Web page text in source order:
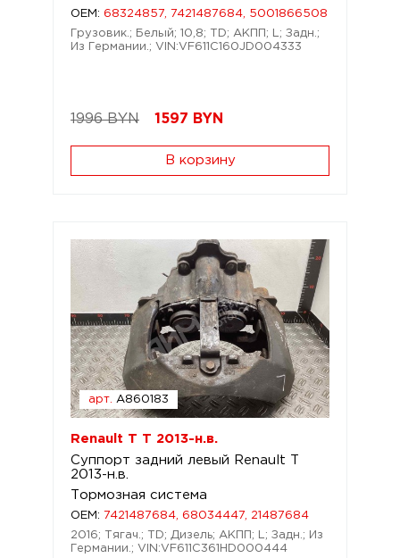
OEM: 68324857, 7421487684, 5001866508
Грузовик.; Белый; 10,8; TD; АКПП; L; Задн.;
Из Германии.; VIN:VF611C160JD004333
1996 BYN 1597 BYN
В корзину
арт. A860183
Renault T T 2013-н.в.
Суппорт задний левый Renault T
2013-н.в.
Тормозная система
OEM:
7421487684, 68034447, 21487684
2016; Тягач.; TD; Дизель; АКПП; L; Задн.; Из
Германии.; VIN:VF611C361HD000444